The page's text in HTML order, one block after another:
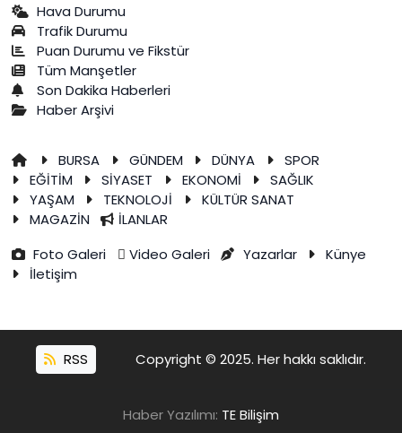
Hava Durumu
Trafik Durumu
Puan Durumu ve Fikstür
Tüm Manşetler
Son Dakika Haberleri
Haber Arşivi
BURSA GÜNDEM DÜNYA
SPOR
EĞİTİM
SİYASET EKONOMİ
SAĞLIK
YAŞAM
TEKNOLOJİ
KÜLTÜR SANAT
MAGAZİN
İLANLAR
Foto Galeri
Video Galeri Yazarlar
Künye
İletişim
RSS Copyright © 2025. Her hakkı saklıdır.
Haber Yazılımı: TE Bilişim